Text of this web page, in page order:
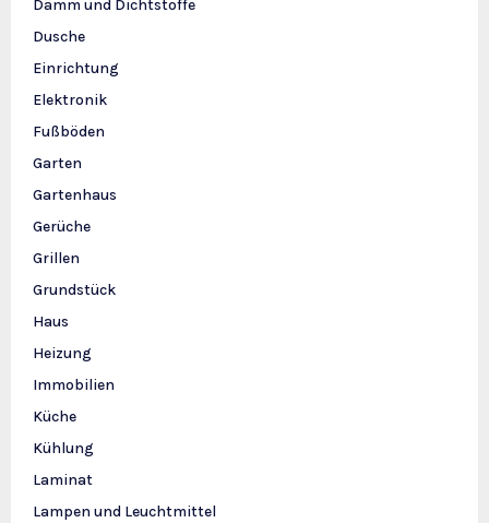
Dämm und Dichtstoffe
Dusche
Einrichtung
Elektronik
Fußböden
Garten
Gartenhaus
Gerüche
Grillen
Grundstück
Haus
Heizung
Immobilien
Küche
Kühlung
Laminat
Lampen und Leuchtmittel